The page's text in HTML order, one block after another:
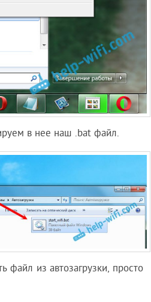
в нее наш .bat файл.
файл из автозагрузки, просто